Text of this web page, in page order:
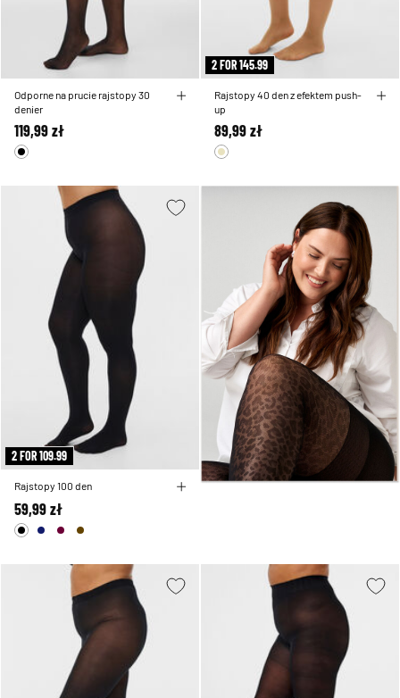
Odporne na prucie rajstopy 30
denier
119,99 zł
2 FOR 145.99
Rajstopy 40 den z efektem push-
up
89,99 zł
2 FOR 109.99
Rajstopy 100 den
59,99 zł